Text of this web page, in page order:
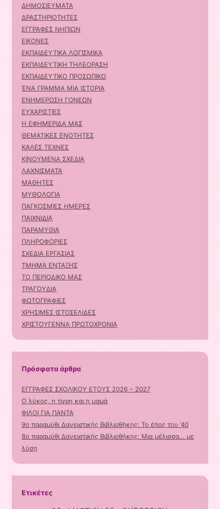
ΔΗΜΟΣΙΕΥΜΑΤΑ
ΔΡΑΣΤΗΡΙΟΤΗΤΕΣ
ΕΓΓΡΑΦΕΣ ΝΗΠΙΩΝ
ΕΙΚΟΝΕΣ
ΕΚΠΑΙΔΕΥΤΙΚΑ ΛΟΓΙΣΜΙΚΑ
ΕΚΠΑΙΔΕΥΤΙΚΗ ΤΗΛΕΟΡΑΣΗ
ΕΚΠΑΙΔΕΥΤΙΚΟ ΠΡΟΣΩΠΙΚΟ
ΈΝΑ ΓΡΑΜΜΑ ΜΙΑ ΙΣΤΟΡΙΑ
ΕΝΗΜΕΡΩΣΗ ΓΟΝΕΩΝ
ΕΥΧΑΡΙΣΤΙΕΣ
Η ΕΦΗΜΕΡΙΔΑ ΜΑΣ
ΘΕΜΑΤΙΚΕΣ ΕΝΟΤΗΤΕΣ
ΚΑΛΕΣ ΤΕΧΝΕΣ
ΚΙΝΟΥΜΕΝΑ ΣΧΕΔΙΑ
ΛΑΧΝΙΣΜΑΤΑ
ΜΑΘΗΤΕΣ
ΜΥΘΟΛΟΓΙΑ
ΠΑΓΚΟΣΜΙΕΣ ΗΜΕΡΕΣ
ΠΑΙΧΝΙΔΙΑ
ΠΑΡΑΜΥΘΙΑ
ΠΛΗΡΟΦΟΡΙΕΣ
ΣΧΕΔΙΑ ΕΡΓΑΣΙΑΣ
ΤΜΗΜΑ ΕΝΤΑΞΗΣ
ΤΟ ΠΕΡΙΟΔΙΚΟ ΜΑΣ
ΤΡΑΓΟΥΔΙΑ
ΦΩΤΟΓΡΑΦΙΕΣ
ΧΡΗΣΙΜΕΣ ΙΣΤΟΣΕΛΙΔΕΣ
ΧΡΙΣΤΟΥΓΕΝΝΑ ΠΡΩΤΟΧΡΟΝΙΑ
Πρόσφατα άρθρα
ΕΓΓΡΑΦΕΣ ΣΧΟΛΙΚΟΥ ΕΤΟΥΣ 2026 – 2027
Ο λύκος, η τίγρη και η μαμά
ΦΙΛΟΙ ΓΙΑ ΠΑΝΤΑ
9ο παραμύθι Δανειστικής Βιβλιοθήκης: Το έπος του ’40
8ο παραμύθι Δανειστικής Βιβλιοθήκης: Μια μέλισσα… με
λύση
Ετικέτες